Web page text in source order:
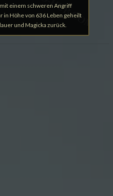
einem schweren Angriff
in Höhe von 636 Leben geheilt
und Magicka zurück.